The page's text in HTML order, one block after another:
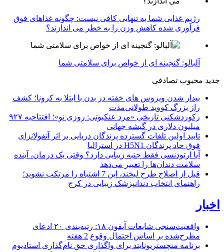
رژیم غذایی شما به تنهایی کافی نیست: چگونه غذاهای فوق
فرآوری شده کاهش وزن را به خطر می اندازند؟
آلبالو: گنجینه ای از خواص برای سلامتی شما
جدید محبوب تصادفی
بیدار شدن ویروس‌ های خفته در بدن با ابتلا به کرونا؛ کشف
راز بزرگ کووید طولانی‌مدت
رکوردشکنی تاریخی «مرد عنکبوتی: روزی نو»؛ افتتاحیه ۹۲۷
میلیون دلاری در گیشه جهانی
تایید اولین تلفات گسترده پرندگان دریایی بر اثر آنفولانزای
فوق حاد پرندگان H5N1 در استرالیا
آیا ارتودنسی فقط جنبه زیبایی دارد؟ وقتی یک درمان، آینده
سلامت دندان‌ها را تغییر می‌دهد
قبل از اصلاح طرح لبخند، این 7 اشتباه را مرتکب نشوید؛
راهنمای انتخاب دندانپزشک زیبایی در کرج
اخبار
واقعیت‌سنجی شایعات آیفون ۱۸: رتبه‌بندی ۲۰ ادعای
مطرح‌شده بر اساس احتمال وقوع 2 هفته
برنامه منچستریونایتد برای واگذاری حق نام‌گذاری استادیوم